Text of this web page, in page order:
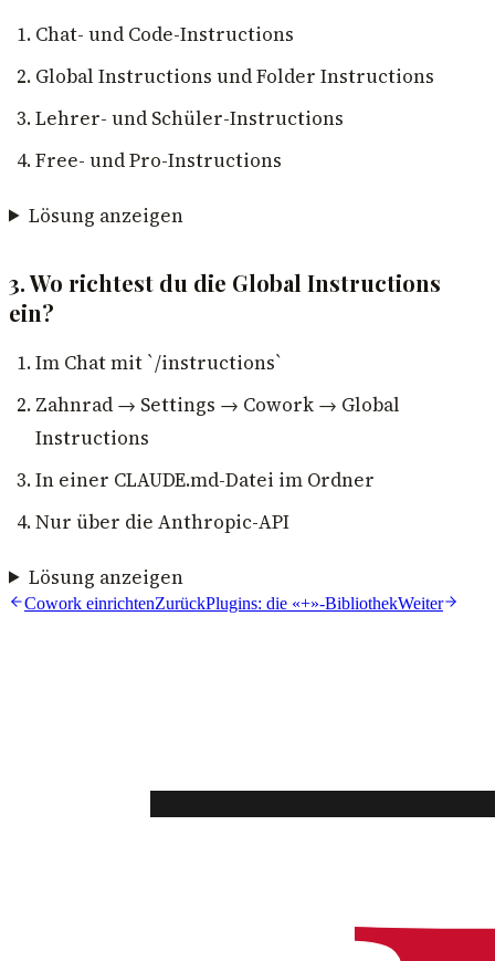
Chat- und Code-Instructions
Global Instructions und Folder Instructions
Lehrer- und Schüler-Instructions
Free- und Pro-Instructions
Lösung anzeigen
3. Wo richtest du die Global Instructions
ein?
Im Chat mit `/instructions`
Zahnrad → Settings → Cowork → Global
Instructions
In einer CLAUDE.md-Datei im Ordner
Nur über die Anthropic-API
Lösung anzeigen
Cowork einrichtenZurückPlugins: die «+»-BibliothekWeiter